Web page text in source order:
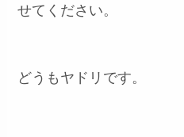
せてください。
どうもヤドリです。